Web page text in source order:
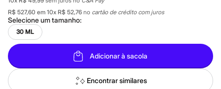
A partir de 60% off
Feminino
Em alta
Inverno
Alfaiataria
Novidades
Roupas
Blusas e Camisetas
Básicos
Calças
R$ 527,60 em 10x R$ 52,76 no cartão de crédito com juros
Selecione umtamanho:
30 ML
Adicionar à sacola
Encontrar similares